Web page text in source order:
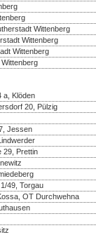
Wittenberg
Wittenberg
Wittenberg
a, Klöden
20, Pülzig
Jessen
29, Prettin
49, Torgau
OT Durchwehna